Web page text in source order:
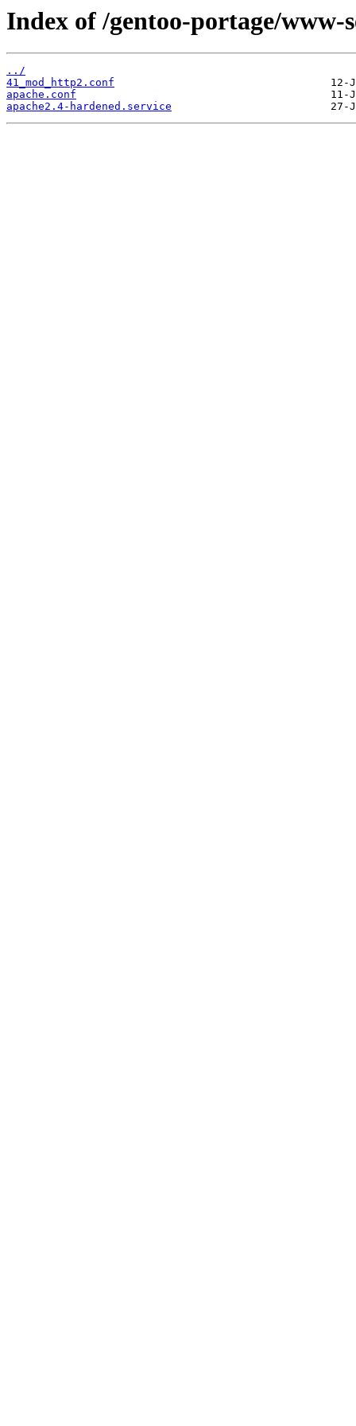
Index of /gentoo-portage/www-
../
41_mod_http2.conf
apache.conf
apache2.4-hardened.service